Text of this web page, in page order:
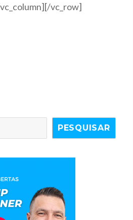
vc_row]
PESQUISAR